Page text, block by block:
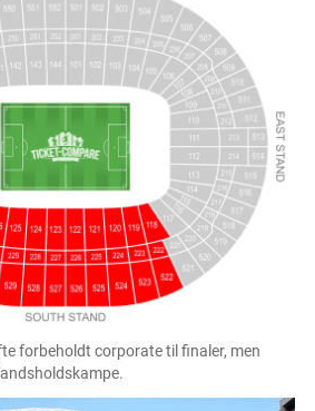
forbeholdt corporate til finaler, men